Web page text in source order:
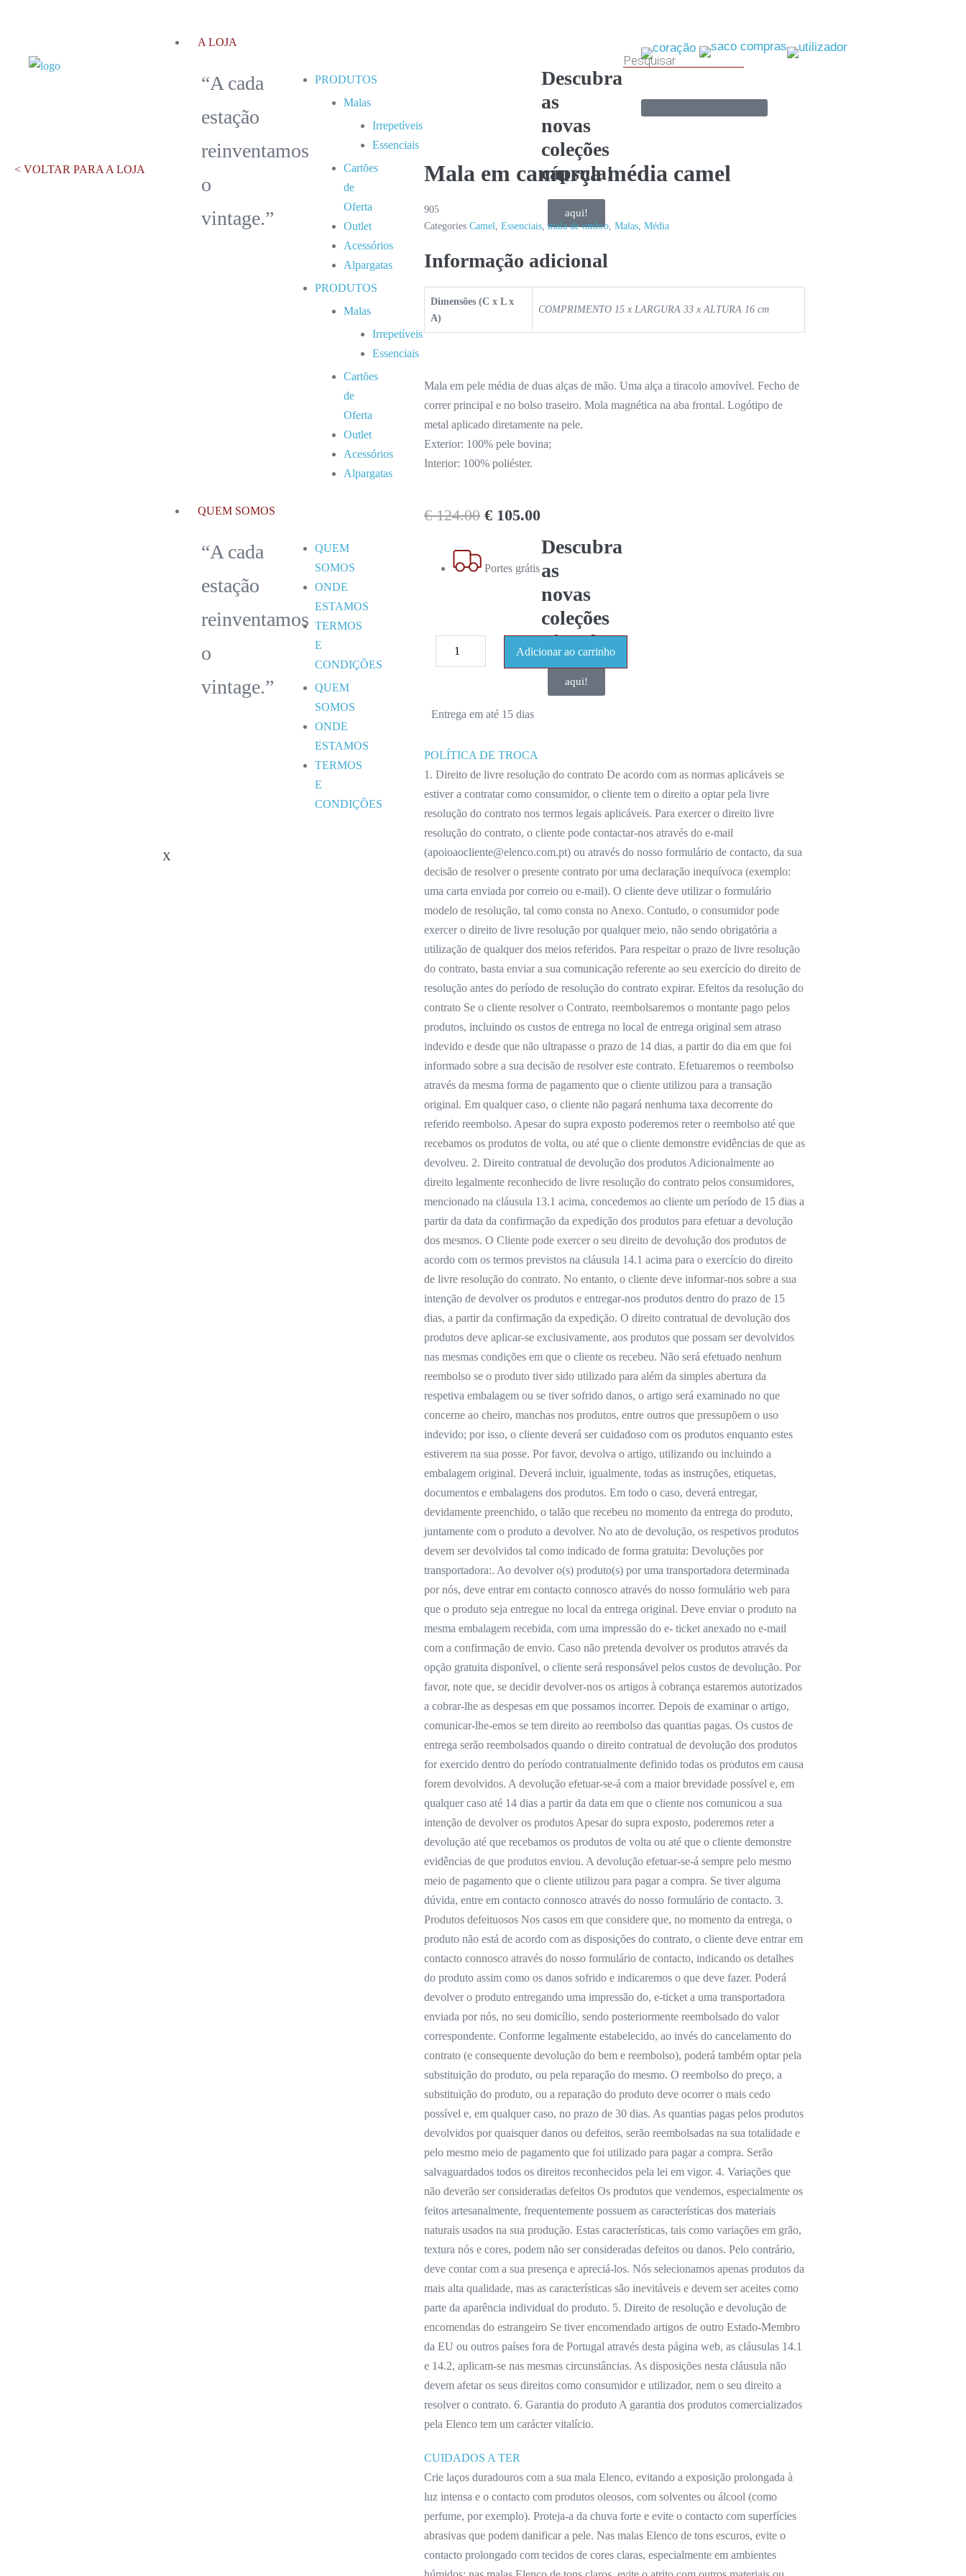
A LOJA
“A cada
estação
reinventamos
o
vintage.”
PRODUTOS
Malas
Irrepetíveis
Essenciais
Cartões
de
Oferta
Outlet
Acessórios
Alpargatas
PRODUTOS
Malas
Irrepetíveis
Essenciais
Cartões
de
Oferta
Outlet
Acessórios
Alpargatas
Descubra
as
novas
coleções
cápsula!
aqui!
QUEM SOMOS
“A cada
estação
reinventamos
o
vintage.”
QUEM
SOMOS
ONDE
ESTAMOS
TERMOS
E
CONDIÇÕES
QUEM
SOMOS
ONDE
ESTAMOS
TERMOS
E
CONDIÇÕES
Descubra
as
novas
coleções
cápsula!
aqui!
X
< VOLTAR PARA A LOJA Mala em camurça média camel
905
Categories Camel, Essenciais, mala de ombro, Malas, Média
Informação adicional
Dimensões (C x L x
A)
COMPRIMENTO 15 x LARGURA 33 x ALTURA 16 cm
Mala em pele média de duas alças de mão. Uma alça a tiracolo amovível. Fecho de
correr principal e no bolso traseiro. Mola magnética na aba frontal. Logótipo de
metal aplicado diretamente na pele.
Exterior: 100% pele bovina;
Interior: 100% poliéster.
€124.00 € 105.00
Portes grátis
Adicionar ao carrinho
Entrega em até 15 dias
POLÍTICA DE TROCA
1. Direito de livre resolução do contrato De acordo com as normas aplicáveis se
estiver a contratar como consumidor, o cliente tem o direito a optar pela livre
resolução do contrato nos termos legais aplicáveis. Para exercer o direito livre
resolução do contrato, o cliente pode contactar-nos através do e-mail
(apoioaocliente@elenco.com.pt) ou através do nosso formulário de contacto, da sua
decisão de resolver o presente contrato por uma declaração inequívoca (exemplo:
uma carta enviada por correio ou e-mail). O cliente deve utilizar o formulário
modelo de resolução, tal como consta no Anexo. Contudo, o consumidor pode
exercer o direito de livre resolução por qualquer meio, não sendo obrigatória a
utilização de qualquer dos meios referidos. Para respeitar o prazo de livre resolução
do contrato, basta enviar a sua comunicação referente ao seu exercício do direito de
resolução antes do período de resolução do contrato expirar. Efeitos da resolução do
contrato Se o cliente resolver o Contrato, reembolsaremos o montante pago pelos
produtos, incluindo os custos de entrega no local de entrega original sem atraso
indevido e desde que não ultrapasse o prazo de 14 dias, a partir do dia em que foi
informado sobre a sua decisão de resolver este contrato. Efetuaremos o reembolso
através da mesma forma de pagamento que o cliente utilizou para a transação
original. Em qualquer caso, o cliente não pagará nenhuma taxa decorrente do
referido reembolso. Apesar do supra exposto poderemos reter o reembolso até que
recebamos os produtos de volta, ou até que o cliente demonstre evidências de que as
devolveu. 2. Direito contratual de devolução dos produtos Adicionalmente ao
direito legalmente reconhecido de livre resolução do contrato pelos consumidores,
mencionado na cláusula 13.1 acima, concedemos ao cliente um período de 15 dias a
partir da data da confirmação da expedição dos produtos para efetuar a devolução
dos mesmos. O Cliente pode exercer o seu direito de devolução dos produtos de
acordo com os termos previstos na cláusula 14.1 acima para o exercício do direito
de livre resolução do contrato. No entanto, o cliente deve informar-nos sobre a sua
intenção de devolver os produtos e entregar-nos produtos dentro do prazo de 15
dias, a partir da confirmação da expedição. O direito contratual de devolução dos
produtos deve aplicar-se exclusivamente, aos produtos que possam ser devolvidos
nas mesmas condições em que o cliente os recebeu. Não será efetuado nenhum
reembolso se o produto tiver sido utilizado para além da simples abertura da
respetiva embalagem ou se tiver sofrido danos, o artigo será examinado no que
concerne ao cheiro, manchas nos produtos, entre outros que pressupõem o uso
indevido; por isso, o cliente deverá ser cuidadoso com os produtos enquanto estes
estiverem na sua posse. Por favor, devolva o artigo, utilizando ou incluindo a
embalagem original. Deverá incluir, igualmente, todas as instruções, etiquetas,
documentos e embalagens dos produtos. Em todo o caso, deverá entregar,
devidamente preenchido, o talão que recebeu no momento da entrega do produto,
juntamente com o produto a devolver. No ato de devolução, os respetivos produtos
devem ser devolvidos tal como indicado de forma gratuita: Devoluções por
transportadora:. Ao devolver o(s) produto(s) por uma transportadora determinada
por nós, deve entrar em contacto connosco através do nosso formulário web para
que o produto seja entregue no local da entrega original. Deve enviar o produto na
mesma embalagem recebida, com uma impressão do e- ticket anexado no e-mail
com a confirmação de envio. Caso não pretenda devolver os produtos através da
opção gratuita disponível, o cliente será responsável pelos custos de devolução. Por
favor, note que, se decidir devolver-nos os artigos à cobrança estaremos autorizados
a cobrar-lhe as despesas em que possamos incorrer. Depois de examinar o artigo,
comunicar-lhe-emos se tem direito ao reembolso das quantias pagas. Os custos de
entrega serão reembolsados quando o direito contratual de devolução dos produtos
for exercido dentro do período contratualmente definido todas os produtos em causa
forem devolvidos. A devolução efetuar-se-á com a maior brevidade possível e, em
qualquer caso até 14 dias a partir da data em que o cliente nos comunicou a sua
intenção de devolver os produtos Apesar do supra exposto, poderemos reter a
devolução até que recebamos os produtos de volta ou até que o cliente demonstre
evidências de que produtos enviou. A devolução efetuar-se-á sempre pelo mesmo
meio de pagamento que o cliente utilizou para pagar a compra. Se tiver alguma
dúvida, entre em contacto connosco através do nosso formulário de contacto. 3.
Produtos defeituosos Nos casos em que considere que, no momento da entrega, o
produto não está de acordo com as disposições do contrato, o cliente deve entrar em
contacto connosco através do nosso formulário de contacto, indicando os detalhes
do produto assim como os danos sofrido e indicaremos o que deve fazer. Poderá
devolver o produto entregando uma impressão do, e-ticket a uma transportadora
enviada por nós, no seu domicílio, sendo posteriormente reembolsado do valor
correspondente. Conforme legalmente estabelecido, ao invés do cancelamento do
contrato (e consequente devolução do bem e reembolso), poderá também optar pela
substituição do produto, ou pela reparação do mesmo. O reembolso do preço, a
substituição do produto, ou a reparação do produto deve ocorrer o mais cedo
possível e, em qualquer caso, no prazo de 30 dias. As quantias pagas pelos produtos
devolvidos por quaisquer danos ou defeitos, serão reembolsadas na sua totalidade e
pelo mesmo meio de pagamento que foi utilizado para pagar a compra. Serão
salvaguardados todos os direitos reconhecidos pela lei em vigor. 4. Variações que
não deverão ser consideradas defeitos Os produtos que vendemos, especialmente os
feitos artesanalmente, frequentemente possuem as características dos materiais
naturais usados na sua produção. Estas características, tais como variações em grão,
textura nós e cores, podem não ser consideradas defeitos ou danos. Pelo contrário,
deve contar com a sua presença e apreciá-los. Nós selecionamos apenas produtos da
mais alta qualidade, mas as características são inevitáveis e devem ser aceites como
parte da aparência individual do produto. 5. Direito de resolução e devolução de
encomendas do estrangeiro Se tiver encomendado artigos de outro Estado-Membro
da EU ou outros países fora de Portugal através desta página web, as cláusulas 14.1
e 14.2, aplicam-se nas mesmas circunstâncias. As disposições nesta cláusula não
devem afetar os seus direitos como consumidor e utilizador, nem o seu direito a
resolver o contrato. 6. Garantia do produto A garantia dos produtos comercializados
pela Elenco tem um carácter vitalício.
CUIDADOS A TER
Crie laços duradouros com a sua mala Elenco, evitando a exposição prolongada à
luz intensa e o contacto com produtos oleosos, com solventes ou álcool (como
perfume, por exemplo). Proteja-a da chuva forte e evite o contacto com superfícies
abrasivas que podem danificar a pele. Nas malas Elenco de tons escuros, evite o
contacto prolongado com tecidos de cores claras, especialmente em ambientes